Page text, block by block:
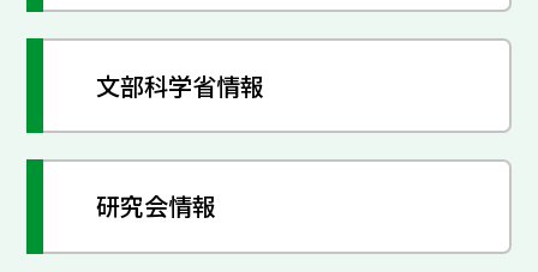
文部科学省情報
研究会情報